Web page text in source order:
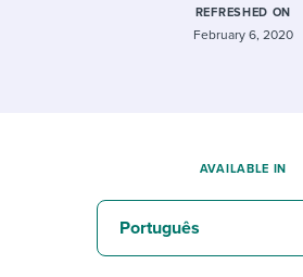
REFRESHED ON
February 6, 2020
AVAILABLE IN
Português